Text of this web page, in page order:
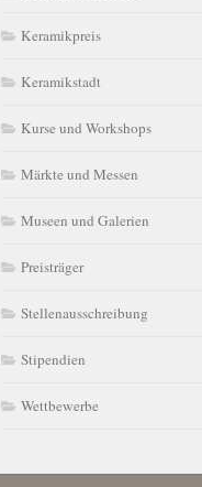
Keramikpreis
Keramikstadt
Kurse und Workshops
Märkte und Messen
Museen und Galerien
Preisträger
Stellenausschreibung
Stipendien
Wettbewerbe